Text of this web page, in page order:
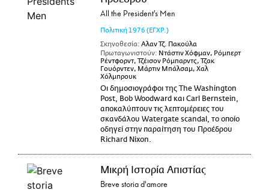
All the President's Men
Πολιτική1976 (ΕΓΧΡ.)
Σκηνοθεσία: Αλαν Τζ. Πακούλα
Πρωταγωνιστούν: Ντάστιν Χόφμαν, Ρόμπερτ
Ρέντφορντ, Τζέισον Ρόμπαρντς, Τζακ
Γουόρντεν, Μάρτιν Μπάλσαμ, Χαλ
Χόλμπρουκ
Οι δημοσιογράφοι της The Washington
Post, Bob Woodward και Carl Bernstein,
αποκαλύπτουν τις λεπτομέρειες του
σκανδάλου Watergate scandal, το οποίο
οδηγεί στην παραίτηση του Προέδρου
Richard Nixon.
Μικρή Ιστορία Απιστίας
Breve storia d'amore